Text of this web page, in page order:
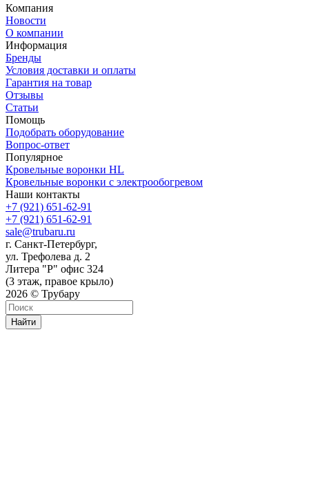
Компания
Новости
О компании
Информация
Бренды
Условия доставки и оплаты
Гарантия на товар
Отзывы
Статьи
Помощь
Подобрать оборудование
Вопрос-ответ
Популярное
Кровельные воронки HL
Кровельные воронки с электрообогревом
Наши контакты
+7 (921) 651-62-91
+7 (921) 651-62-91
sale@trubaru.ru
г. Санкт-Петербург,
ул. Трефолева д. 2
Литера "Р" офис 324
(3 этаж, правое крыло)
2026 © Трубару
Найти